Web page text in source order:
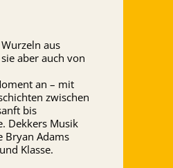
aus
aber auch von
an – mit
zwischen
bis
Dekkers Musik
Bryan Adams
Klasse.